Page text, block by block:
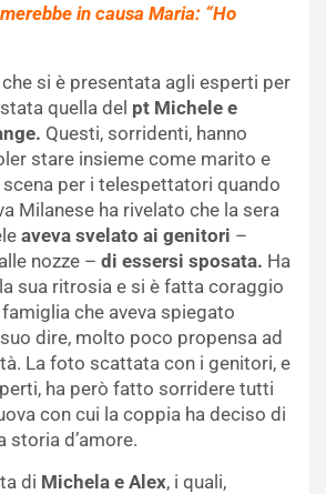
in causa Maria: “Ho
si è presentata agli esperti per
quella del pt Michele e
Questi, sorridenti, hanno
stare insieme come marito e
per i telespettatori quando
Milanese ha rivelato che la sera
aveva svelato ai genitori –
nozze – di essersi sposata. Ha
sua ritrosia e si è fatta coraggio
che aveva spiegato
suo dire, molto poco propensa ad
La foto scattata con i genitori, e
ha però fatto sorridere tutti
con cui la coppia ha deciso di
storia d’amore.
di Michela e Alex, i quali,